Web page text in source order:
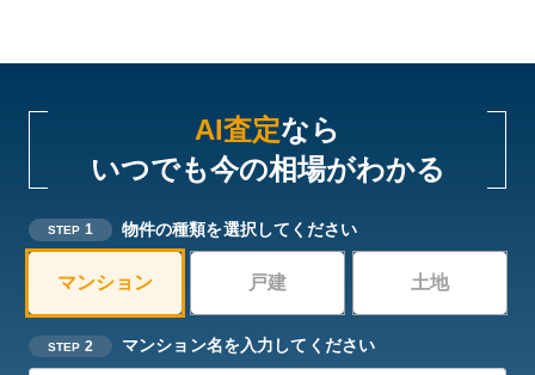
AI査定なら
いつでも今の相場がわかる
STEP 1 物件の種類を選択してください
マンション 戸建 土地
STEP 2 マンション名を入力してください